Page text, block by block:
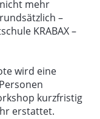
mehr
–
KRABAX –
wird eine
kurzfristig
erstattet.